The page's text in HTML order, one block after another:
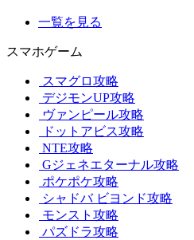
一覧を見る
スマホゲーム
スマグロ攻略
デジモンUP攻略
ヴァンピール攻略
ドットアビス攻略
NTE攻略
Gジェネエターナル攻略
ポケポケ攻略
シャドバ ビヨンド攻略
モンスト攻略
パズドラ攻略